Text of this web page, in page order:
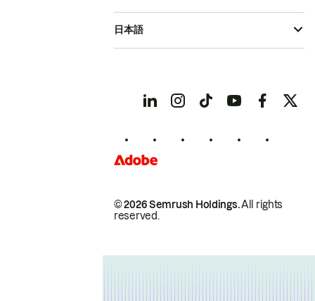
© 2026 Semrush Holdings.All rights
reserved.
日本語